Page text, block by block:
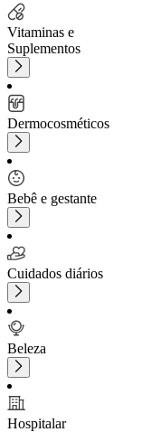
Vitaminas e
Suplementos
Dermocosméticos
Bebê e gestante
Cuidados diários
Beleza
Hospitalar